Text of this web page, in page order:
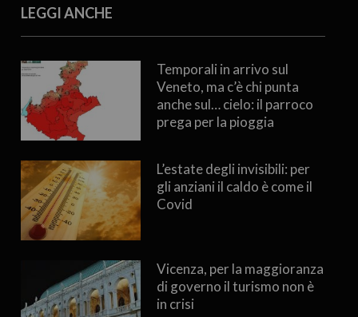
LEGGI ANCHE
Temporali in arrivo sul
Veneto, ma c’è chi punta
anche sul… cielo: il parroco
prega per la pioggia
L’estate degli invisibili: per
gli anziani il caldo è come il
Covid
Vicenza, per la maggioranza
di governo il turismo non è
in crisi